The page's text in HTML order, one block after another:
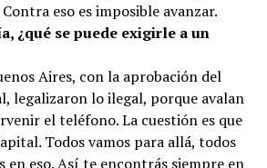
eso es imposible avanzar.
¿qué se puede exigirle a un
Aires, con la aprobación del
legalizaron lo ilegal, porque avalan
el teléfono. La cuestión es que
Todos vamos para allá, todos
en eso. Así te encontrás siempre en